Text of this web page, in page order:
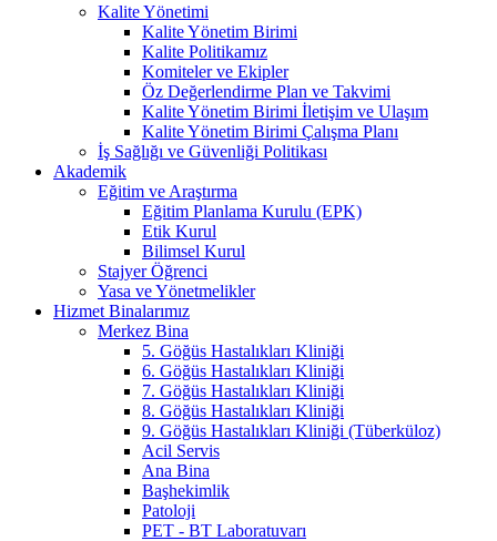
Kalite Yönetimi
Kalite Yönetim Birimi
Kalite Politikamız
Komiteler ve Ekipler
Öz Değerlendirme Plan ve Takvimi
Kalite Yönetim Birimi İletişim ve Ulaşım
Kalite Yönetim Birimi Çalışma Planı
İş Sağlığı ve Güvenliği Politikası
Akademik
Eğitim ve Araştırma
Eğitim Planlama Kurulu (EPK)
Etik Kurul
Bilimsel Kurul
Stajyer Öğrenci
Yasa ve Yönetmelikler
Hizmet Binalarımız
Merkez Bina
5. Göğüs Hastalıkları Kliniği
6. Göğüs Hastalıkları Kliniği
7. Göğüs Hastalıkları Kliniği
8. Göğüs Hastalıkları Kliniği
9. Göğüs Hastalıkları Kliniği (Tüberküloz)
Acil Servis
Ana Bina
Başhekimlik
Patoloji
PET - BT Laboratuvarı